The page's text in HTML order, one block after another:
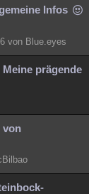
Infos
von Blue.eyes
prägende
von